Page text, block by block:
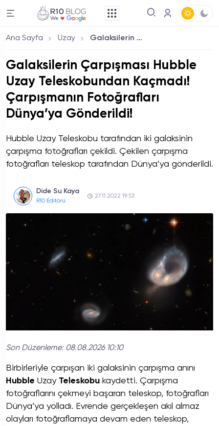
Ana Sayfa Uzay Galaksilerin Çarpışması Hubble Uzay Teleskobundan Kaçmadı! Çarpışmanın Fotoğrafları Dünya’ya Gönderildi!
Galaksilerin Çarpışması Hubble
Uzay Teleskobundan Kaçmadı!
Çarpışmanın Fotoğrafları
Dünya’ya Gönderildi!
Hubble Uzay Teleskobu tarafından iki galaksinin
çarpışma fotoğrafları çekildi. Çekilen çarpışma
fotoğrafları teleskop tarafından Dünya’ya gönderildi.
Dide Su Kaya
R10 Editörü
27.11.2022 19:53
Son Düzenleme: 08.08.2026 10:10
Birbirleriyle çarpışan iki galaksinin çarpışma anını
Hubble UzayTeleskobu kaydetti. Çarpışma
fotoğraflarını çekmeyi başaran teleskop, fotoğrafları
Dünya’ya yolladı. Evrende gerçekleşen akıl almaz
olayları fotoğraflamaya devam eden teleskop,